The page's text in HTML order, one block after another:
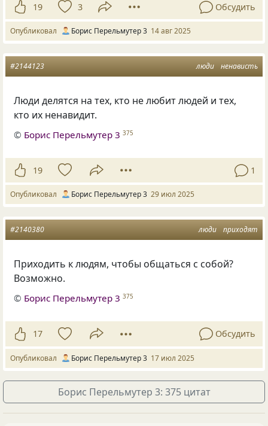
19 3 Обсудить
Опубликовал Борис Перельмутер 3 14 авг 2025
люди ненависть
#2144123
Люди делятся на тех, кто не любит людей и тех,
кто их ненавидит.
© Борис Перельмутер 3 375
19 1
Опубликовал Борис Перельмутер 3 29 июл 2025
люди приходят
#2140380
Приходить к людям, чтобы общаться с собой?
Возможно.
© Борис Перельмутер 3 375
17 Обсудить
Опубликовал Борис Перельмутер 3 17 июл 2025
Борис Перельмутер 3: 375 цитат